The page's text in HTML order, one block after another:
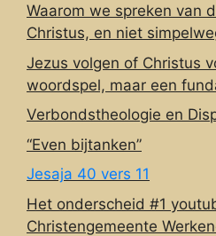
Waarom we spreken van
Christus, en niet
Jezus volgen of Christus
woordspel, maar een
Verbondstheologie en
“Even bijtanken”
Jesaja 40 vers 11
Het onderscheid #1
Christengemeente